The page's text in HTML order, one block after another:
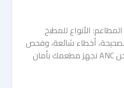
الأنواع للمطبخ
الصحيحة، أخطاء شائعة، وفحص
وصيانة دورية للامتثال. نحن ANC نجهز مطعمك بأمان